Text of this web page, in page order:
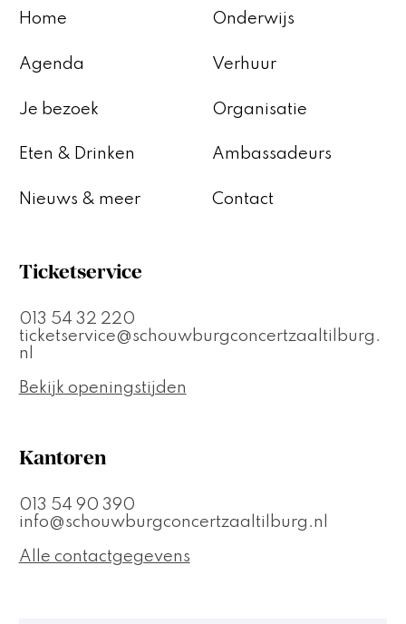
Home
Agenda
Je bezoek
Eten & Drinken
Nieuws & meer
Onderwijs
Verhuur
Organisatie
Ambassadeurs
Contact
Ticketservice
013 54 32 220
ticketservice@schouwburgconcertzaaltilburg.
nl
Bekijk openingstijden
Kantoren
013 54 90 390
info@schouwburgconcertzaaltilburg.nl
Alle contactgegevens